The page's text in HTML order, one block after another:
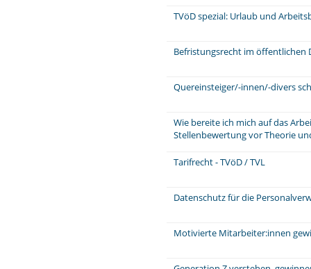
TVöD spezial: Urlaub und
Befristungsrecht im öffentlichen
Quereinsteiger/-innen/-divers
Wie bereite ich mich auf das
Stellenbewertung vor Theorie
Tarifrecht - TVöD / TVL
Datenschutz für die
Motivierte Mitarbeiter:innen